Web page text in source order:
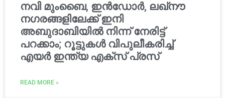
നവി മുംബൈ, ഇൻഡോർ, ലഖ്നൗ
നഗരങ്ങളിലേക്ക് ഇനി
അബുദാബിയിൽ നിന്ന് നേരിട്ട്
പറക്കാം; റൂട്ടുകൾ വിപുലീകരിച്ച്
എയർ ഇന്ത്യ എക്സ് പ്രസ്
READ MORE »